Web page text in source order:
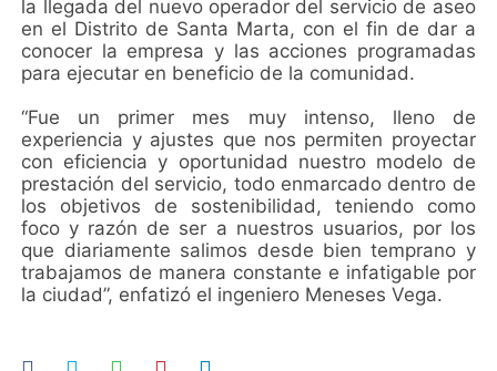
la llegada del nuevo operador del servicio de aseo
en el Distrito de Santa Marta, con el fin de dar a
conocer la empresa y las acciones programadas
para ejecutar en beneficio de la comunidad.
“Fue un primer mes muy intenso, lleno de
experiencia y ajustes que nos permiten proyectar
con eficiencia y oportunidad nuestro modelo de
prestación del servicio, todo enmarcado dentro de
los objetivos de sostenibilidad, teniendo como
foco y razón de ser a nuestros usuarios, por los
que diariamente salimos desde bien temprano y
trabajamos de manera constante e infatigable por
la ciudad”, enfatizó el ingeniero Meneses Vega.